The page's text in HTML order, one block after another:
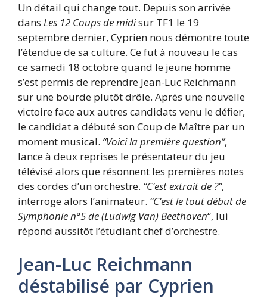
Un détail qui change tout. Depuis son arrivée
dans Les 12 Coups de midisur TF1 le 19
septembre dernier, Cyprien nous démontre toute
l’étendue de sa culture. Ce fut à nouveau le cas
ce samedi 18 octobre quand le jeune homme
s’est permis de reprendre Jean-Luc Reichmann
sur une bourde plutôt drôle. Après une nouvelle
victoire face aux autres candidats venu le défier,
le candidat a débuté son Coup de Maître par un
moment musical. “Voici la première question”,
lance à deux reprises le présentateur du jeu
télévisé alors que résonnent les premières notes
des cordes d’un orchestre. “C’est extrait de ?”,
interroge alors l’animateur. “C’est le tout début de
Symphonie n°5 de (Ludwig Van) Beethoven“, lui
répond aussitôt l’étudiant chef d’orchestre.
Jean-Luc Reichmann
déstabilisé par Cyprien